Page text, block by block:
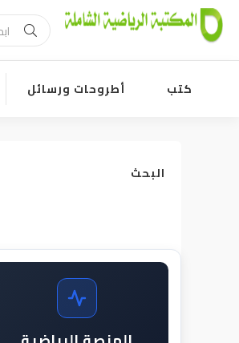
كتب أطروحات ورسائل
البحث